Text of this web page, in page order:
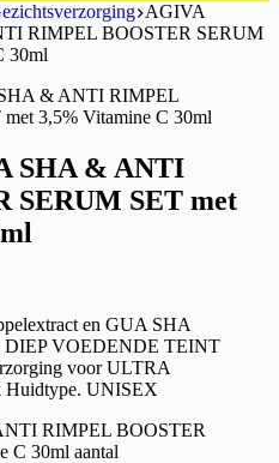
AGIVA
RIMPEL BOOSTER SERUM
30ml
SHA & ANTI
SERUM SET met
en GUA SHA
VOEDENDE TEINT
voor ULTRA
UNISEX
RIMPEL BOOSTER
C 30ml aantal